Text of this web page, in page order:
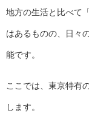
地方の生活と比べて
はあるものの、日々
能です。
ここでは、東京特有
します。